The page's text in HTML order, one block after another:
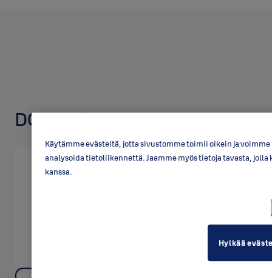
DCC Ovikortti SACCSDC
Käytämme evästeitä, jotta sivustomme toimii oikein ja
analysoida tietoliikennettä. Jaamme myös tietoja tavasta,
kanssa.
Hylkää